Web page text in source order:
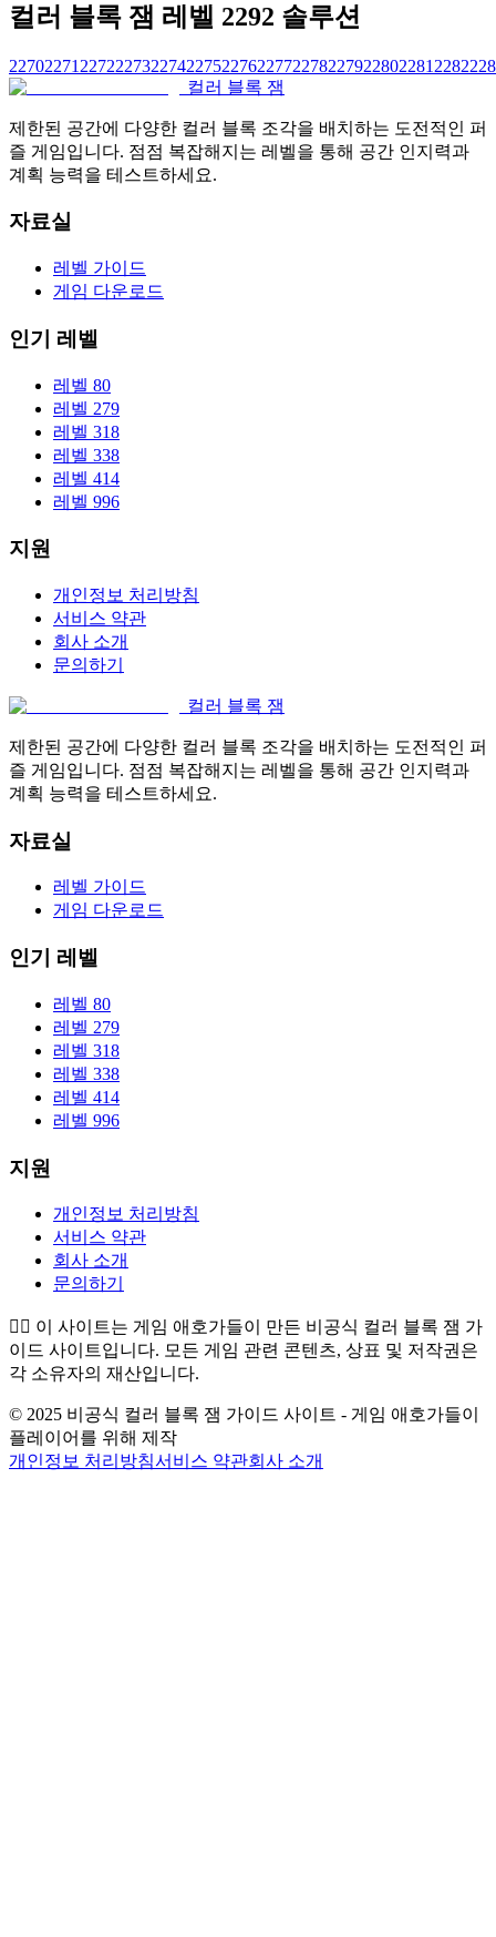
컬러 블록 잼 레벨 2292 솔루션
22702271 2272227322742275227622772278227922802281 2282
컬러 블록 잼
제한된 공간에 다양한 컬러 블록 조각을 배치하는 도전적인 퍼
즐 게임입니다. 점점 복잡해지는 레벨을 통해 공간 인지력과
계획 능력을 테스트하세요.
자료실
레벨 가이드
게임 다운로드
인기 레벨
레벨 80
레벨 279
레벨 318
레벨 338
레벨 414
레벨 996
지원
개인정보 처리방침
서비스 약관
회사 소개
문의하기
컬러 블록 잼
제한된 공간에 다양한 컬러 블록 조각을 배치하는 도전적인 퍼
즐 게임입니다. 점점 복잡해지는 레벨을 통해 공간 인지력과
계획 능력을 테스트하세요.
자료실
레벨 가이드
게임 다운로드
인기 레벨
레벨 80
레벨 279
레벨 318
레벨 338
레벨 414
레벨 996
지원
개인정보 처리방침
서비스 약관
회사 소개
문의하기
👉🏻 이 사이트는 게임 애호가들이 만든 비공식 컬러 블록 잼 가
이드 사이트입니다. 모든 게임 관련 콘텐츠, 상표 및 저작권은
각 소유자의 재산입니다.
© 2025 비공식 컬러 블록 잼 가이드 사이트 - 게임 애호가들이
플레이어를 위해 제작
개인정보 처리방침서비스 약관회사 소개